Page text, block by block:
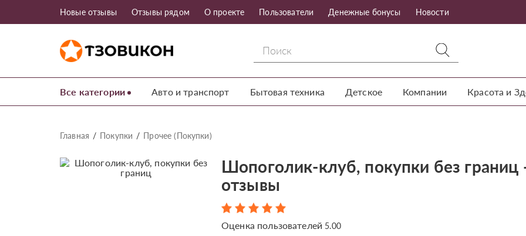
Новые отзывы Отзывы рядом О проекте Пользователи Денежные бонусы Новости
Все категории Авто и транспорт Бытовая техника Детское Компании Красота и
Главная Покупки Прочее (Покупки)
Шопоголик-клуб, покупки без границ
отзывы
Оценка пользователей 5.00